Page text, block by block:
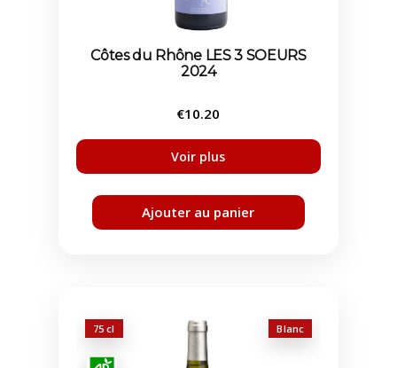
Côtes du Rhône LES 3 SOEURS
2024
€10.20
Ajouter au panier
75 cl Blanc